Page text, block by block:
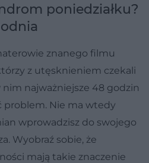
poniedziałku?
znanego filmu
z utęsknieniem czekali
najważniejsze 48 godzin
problem. Nie ma wtedy
wprowadzisz do swojego
Wyobraź sobie, że
mają takie znaczenie